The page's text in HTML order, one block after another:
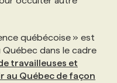
FORMATIONS
québécoise » est
dans le cadre
travailleuses et
au Québec de façon